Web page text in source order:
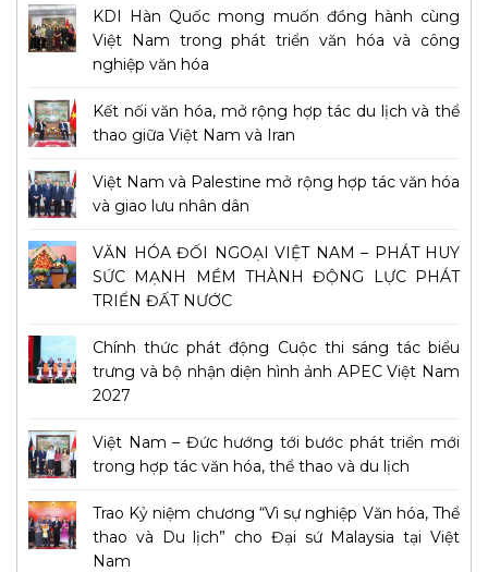
KDI Hàn Quốc mong muốn đồng hành cùng
Việt Nam trong phát triển văn hóa và công
nghiệp văn hóa
Kết nối văn hóa, mở rộng hợp tác du lịch và thể
thao giữa Việt Nam và Iran
Việt Nam và Palestine mở rộng hợp tác văn hóa
và giao lưu nhân dân
VĂN HÓA ĐỐI NGOẠI VIỆT NAM – PHÁT HUY
SỨC MẠNH MỀM THÀNH ĐỘNG LỰC PHÁT
TRIỂN ĐẤT NƯỚC
Chính thức phát động Cuộc thi sáng tác biểu
trưng và bộ nhận diện hình ảnh APEC Việt Nam
2027
Việt Nam – Đức hướng tới bước phát triển mới
trong hợp tác văn hóa, thể thao và du lịch
Trao Kỷ niệm chương “Vì sự nghiệp Văn hóa, Thể
thao và Du lịch” cho Đại sứ Malaysia tại Việt
Nam